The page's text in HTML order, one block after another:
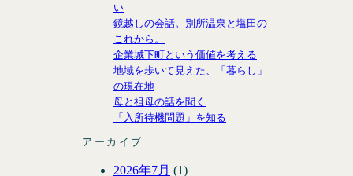
い
鏡越しの会話。別所温泉と塩田の
これから。
企業城下町という価値を考える
地域を歩いて見えた、「暮らし」
の現在地
母と祖母の話を聞く
「入所待機問題」を知る
アーカイブ
2026年7月 (1)